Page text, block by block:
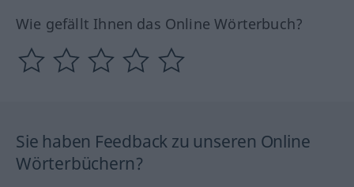
Wie gefällt Ihnen das Online Wörterbuch?
Sie haben Feedback zu unseren Online
Wörterbüchern?